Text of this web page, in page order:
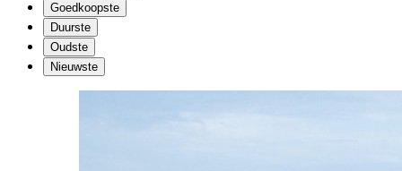
Goedkoopste
Duurste
Oudste
Nieuwste